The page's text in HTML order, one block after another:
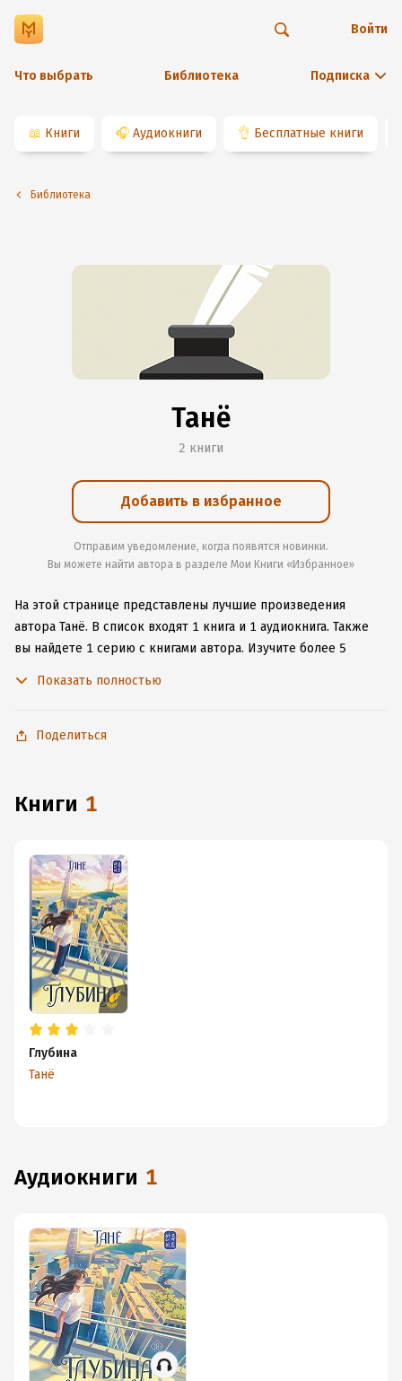
Что выбрать Библиотека Подписка
Войти
📖 Книги 🎧 Аудиокниги 👌 Бесплатные книги
Библиотека
Танё
2 книги
Добавить в избранное
Отправим уведомление, когда появятся новинки.
Вы можете найти автора в разделе Мои Книги «Избранное»
На этой странице представлены лучшие произведения
автора Танё. В список входят 1 книга и 1 аудиокнига. Также
вы найдете 1 серию с книгами автора. Изучите более 5
с любимыми произведениями даже без подключения
Показать полностью
Поделиться
книги 1
Глубина
Танё
аудиокниги 1